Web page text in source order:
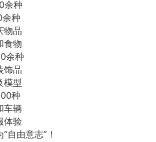
道具
攻略教程
余种
种
物品
食物
余种
饰品
模型
种
车辆
体验
自由意志”！